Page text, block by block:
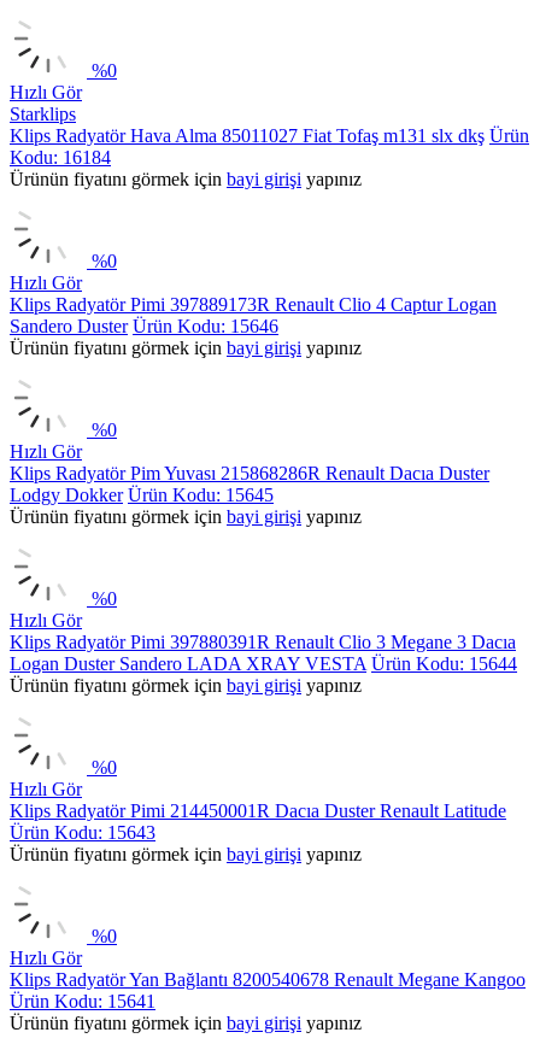
%0
Hızlı Gör
Starklips
Klips Radyatör Hava Alma 85011027 Fiat Tofaş m131 slx dkş Ürün
Kodu: 16184
Ürünün fiyatını görmek için bayi girişi yapınız
%0
Hızlı Gör
Klips Radyatör Pimi 397889173R Renault Clio 4 Captur Logan
Sandero Duster Ürün Kodu: 15646
Ürünün fiyatını görmek için bayi girişi yapınız
%0
Hızlı Gör
Klips Radyatör Pim Yuvası 215868286R Renault Dacıa Duster
Lodgy Dokker Ürün Kodu: 15645
Ürünün fiyatını görmek için bayi girişi yapınız
%0
Hızlı Gör
Klips Radyatör Pimi 397880391R Renault Clio 3 Megane 3 Dacıa
Logan Duster Sandero LADA XRAY VESTA Ürün Kodu: 15644
Ürünün fiyatını görmek için bayi girişi yapınız
%0
Hızlı Gör
Klips Radyatör Pimi 214450001R Dacıa Duster Renault Latitude
Ürün Kodu: 15643
Ürünün fiyatını görmek için bayi girişi yapınız
%0
Hızlı Gör
Klips Radyatör Yan Bağlantı 8200540678 Renault Megane Kangoo
Ürün Kodu: 15641
Ürünün fiyatını görmek için bayi girişi yapınız